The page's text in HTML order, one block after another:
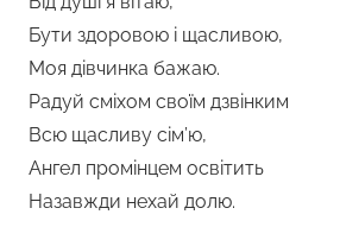
Бути здоровою і щасливою,
Моя дівчинка бажаю.
Радуй сміхом своїм дзвінким
Всю щасливу сім’ю,
Ангел промінцем освітить
Назавжди нехай долю.